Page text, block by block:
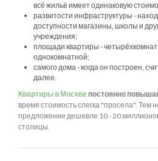
всё жильё имеет одинаковую
развитости инфраструктуры -
доступности магазины, школы и
учреждения;
площади квартиры -
однокомнатной;
самого дома - когда он построен,
далее.
Квартиры в Москве постоянно
время стоимость слегка "просела". Тем
предложение дешевле 10 - 20
столицы.